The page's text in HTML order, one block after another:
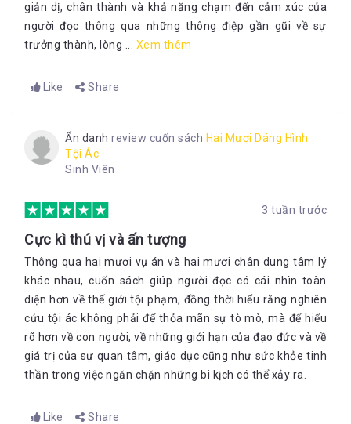
giản dị, chân thành và khả năng chạm đến cảm xúc của
người đọc thông qua những thông điệp gần gũi về sự
trưởng thành, lòng ...
Xem thêm
Like Share
Ẩn danh review cuốn sách Hai Mươi Dáng Hình
Tội Ác
Sinh Viên
3 tuần trước
Cực kì thú vị và ấn tượng
Thông qua hai mươi vụ án và hai mươi chân dung tâm lý
khác nhau, cuốn sách giúp người đọc có cái nhìn toàn
diện hơn về thế giới tội phạm, đồng thời hiểu rằng nghiên
cứu tội ác không phải để thỏa mãn sự tò mò, mà để hiểu
rõ hơn về con người, về những giới hạn của đạo đức và về
giá trị của sự quan tâm, giáo dục cũng như sức khỏe tinh
thần trong việc ngăn chặn những bi kịch có thể xảy ra.
Like Share